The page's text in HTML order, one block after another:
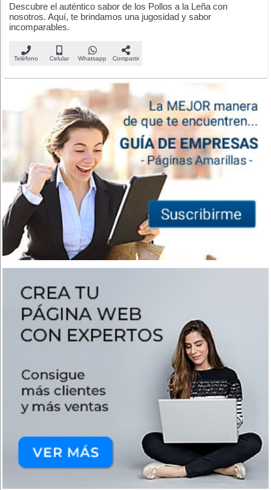
Descubre el auténtico sabor de los Pollos a la Leña con
nosotros. Aquí, te brindamos una jugosidad y sabor
incomparables.
Teléfono Celular Whatsapp Compartir